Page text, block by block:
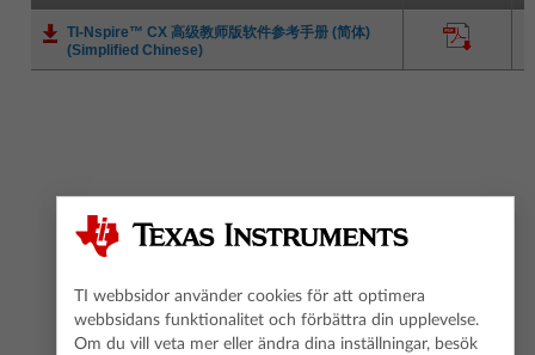
TI-Nspire™ CX 高级教师版软件参考手册 (简体)
(Simplified Chinese)
TI webbsidor använder cookies för att optimera
webbsidans funktionalitet och förbättra din upplevelse.
Om du vill veta mer eller ändra dina inställningar, besök